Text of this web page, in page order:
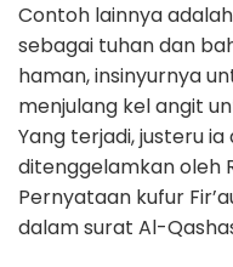
Contoh lainnya
sebagai tuhan dan
haman, insinyurnya
menjulang kel angit
Yang terjadi, justeru
ditenggelamkan oleh
Pernyataan kufur
dalam surat Al-